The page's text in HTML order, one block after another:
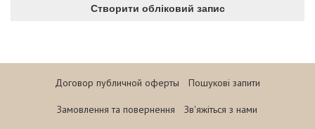
Створити обліковий запис
Договор публичной оферты Пошукові запити
Замовлення та повернення Зв'яжіться з нами